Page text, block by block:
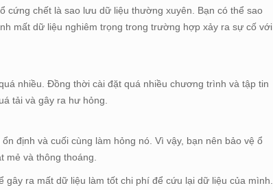
cứng chết là sao lưu dữ liệu thường xuyên. Bạn có thể sao
mất dữ liệu nghiêm trọng trong trường hợp xảy ra sự cố với
nhiều. Đồng thời cài đặt quá nhiều chương trình và tập tin
tải và gây ra hư hỏng.
định và cuối cùng làm hỏng nó. Vì vậy, bạn nên bảo vệ ổ
và thông thoáng.
ra mất dữ liệu làm tốt chi phí để cứu lại dữ liệu của mình.